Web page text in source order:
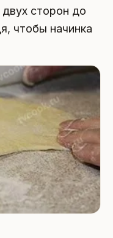
двух сторон до
чтобы начинка